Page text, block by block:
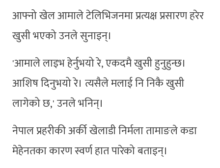
आफ्नो खेल आमाले टेलिभिजनमा प्रत्यक्ष प्रसारण हरेर
खुसी भएको उनले सुनाइन्।
'आमाले लाइभ हेर्नुभयो रे, एकदमै खुसी हुनुहुन्छ।
आशिष दिनुभयो रे। त्यसैले मलाई नि निकै खुसी
लागेको छ,' उनले भनिन्।
नेपाल प्रहरीकी अर्की खेलाडी निर्मला तामाङले कडा
मेहेनतका कारण स्वर्ण हात पारेको बताइन्।